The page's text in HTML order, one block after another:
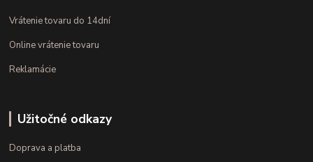
Vrátenie tovaru do 14dní
Online vrátenie tovaru
Reklamácie
Užitočné odkazy
Doprava a platba